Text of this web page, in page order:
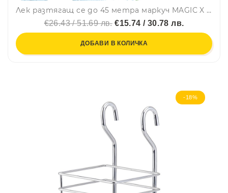
Лек разтягащ се до 45 метра маркуч MAGIC X HOSE и пръскалка със 7 режима
€26.43 / 51.69 лв.€15.74 / 30.78 лв.
ДОБАВИ В КОЛИЧКА
-18%